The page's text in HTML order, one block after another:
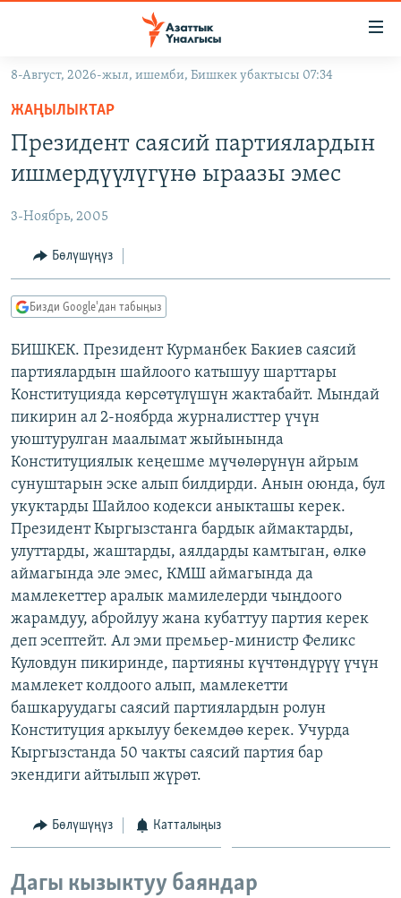
Навигацияга
өтүңүз
Издөөгө
салыңызКЫРГЫЗСТАН
ЭКОНОМИКА
МАДАНИЯТ
ДҮЙНӨ
БОРБОР АЗИЯ
УКРАИНА
АТАЙЫН ИЛИКТӨӨ
ТВ ПРОГРАММАЛАР
ЭКСПЕРТТЕР ТАЛДАЙТ
БИЗ ЖАНА ДҮЙНӨ
ДАНИСТЕ
ЭЖЕ-СИҢДИЛЕР
АЗАТТЫК+
ЫҢГАЙСЫЗ СУРООЛОР
ӨЗГӨЧӨ ПИКИР
Русский
ОНЛАЙН ШЕРИНЕ
ЭЕ/АРнун бардык сайттары
8-Август, 2026-жыл, ишемби, Бишкек убактысы 07:34
ЖАҢЫЛЫКТАР
Президент саясий партиялардын
ишмердүүлүгүнө ыраазы эмес
3-Ноябрь, 2005
Бөлүшүңүз
Бизди Google'дан табыңыз
БИШКЕК. Президент Курманбек Бакиев саясий
партиялардын шайлоого катышуу шарттары
Конституцияда көрсөтүлүшүн жактабайт. Мындай
пикирин ал 2-ноябрда журналисттер үчүн
уюштурулган маалымат жыйынында
Конституциялык кеңешме мүчөлөрүнүн айрым
сунуштарын эске алып билдирди. Анын оюнда, бул
укуктарды Шайлоо кодекси аныкташы керек.
Президент Кыргызстанга бардык аймактарды,
улуттарды, жаштарды, аялдарды камтыган, өлкө
аймагында эле эмес, КМШ аймагында да
мамлекеттер аралык мамилелерди чыңдоого
жарамдуу, абройлуу жана кубаттуу партия керек
деп эсептейт. Ал эми премьер-министр Феликс
Куловдун пикиринде, партияны күчтөндүрүү үчүн
мамлекет колдоого алып, мамлекетти
башкаруудагы саясий партиялардын ролун
Конституция аркылуу бекемдөө керек. Учурда
Кыргызстанда 50 чакты саясий партия бар
экендиги айтылып жүрөт.
Бөлүшүңүз Катталыңыз
Дагы кызыктуу баяндар